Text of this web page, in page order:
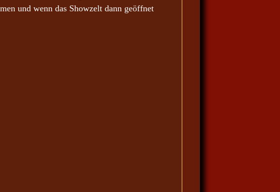
und wenn das Showzelt dann geöffnet